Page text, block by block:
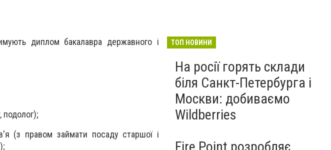
диплом бакалавра державного і
подолог);
(з правом займати посаду старшої і
ТОП НОВИНИ
На росії горять склади
біля Санкт-Петербурга і
Москви: добиваємо
Wildberries